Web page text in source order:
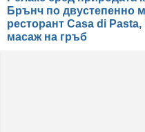
Брънч по двустепенно
ресторант Casa di
масаж на гръб